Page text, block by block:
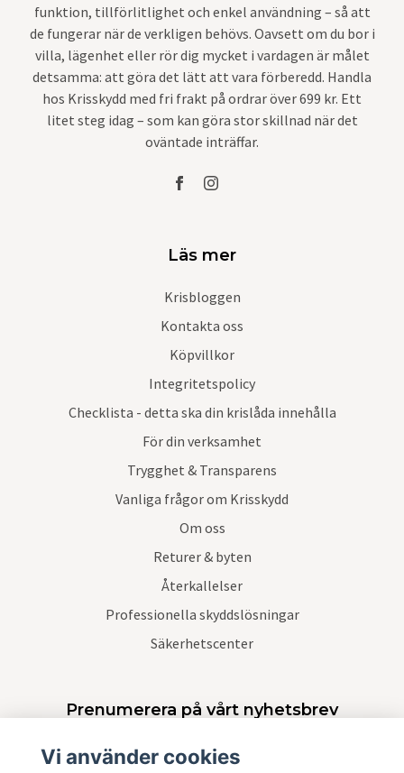
funktion, tillförlitlighet och enkel användning – så att
de fungerar när de verkligen behövs. Oavsett om du bor i
villa, lägenhet eller rör dig mycket i vardagen är målet
detsamma: att göra det lätt att vara förberedd. Handla
hos Krisskydd med fri frakt på ordrar över 699 kr. Ett
litet steg idag – som kan göra stor skillnad när det
oväntade inträffar.
Läs mer
Krisbloggen
Kontakta oss
Köpvillkor
Integritetspolicy
Checklista - detta ska din krislåda innehålla
För din verksamhet
Trygghet & Transparens
Vanliga frågor om Krisskydd
Om oss
Returer & byten
Återkallelser
Professionella skyddslösningar
Säkerhetscenter
Prenumerera på vårt nyhetsbrev
Vi använder cookies